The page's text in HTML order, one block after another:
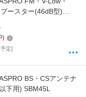
ースター(46dB型)
定]
BS・CSアンテナ
下用) SBM45L